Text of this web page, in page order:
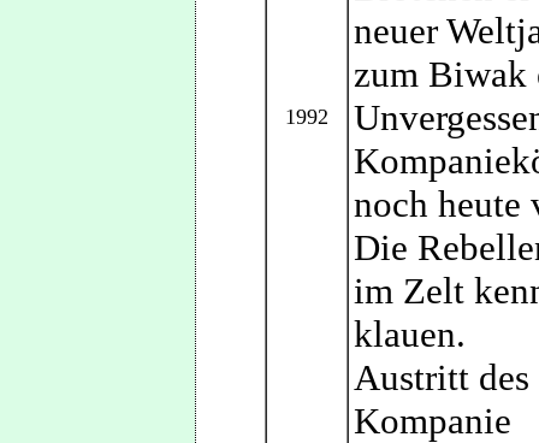
1992
neuer
zum Biwak
noch heute
Die
im Zelt
klauen.
Austritt des
Kompanie